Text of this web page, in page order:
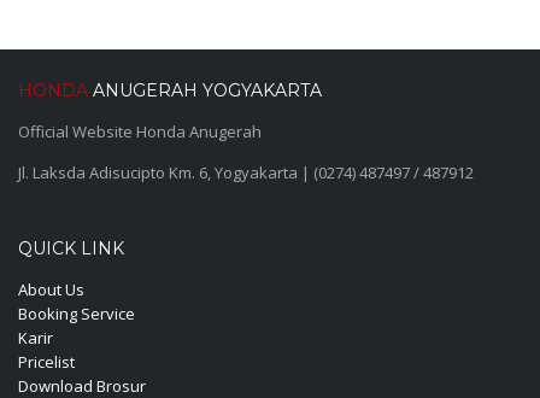
HONDA ANUGERAH YOGYAKARTA
Official Website Honda Anugerah
Jl. Laksda Adisucipto Km. 6, Yogyakarta | (0274) 487497 / 487912
QUICK LINK
About Us
Booking Service
Karir
Pricelist
Download Brosur